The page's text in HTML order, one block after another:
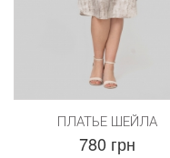
ПЛАТЬЕ ШЕЙЛА
780 грн